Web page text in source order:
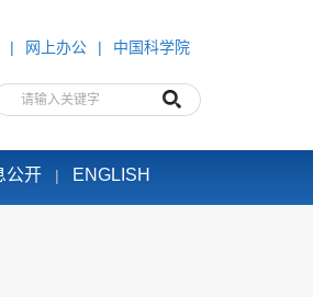
| 网上办公 | 中国科学院
公开 | ENGLISH